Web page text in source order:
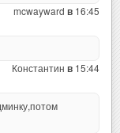
mcwayward в 16:45
Константин в 15:44